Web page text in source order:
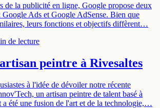
de la publicité en ligne, Google propose deux
Ads et Google AdSense. Bien que
leurs fonctions et objectifs diffèrent…
de lecture
peintre à Rivesaltes
à l'idée de dévoiler notre récente
un artisan peintre de talent basé à
a été une fusion de l'art et de la technologie,…